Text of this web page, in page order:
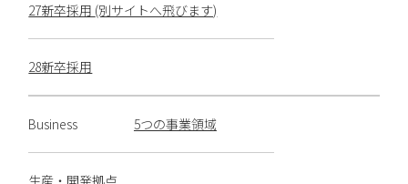
27新卒採用 (別サイトへ飛びます)
28新卒採用
Business 5つの事業領域
生産・開発拠点